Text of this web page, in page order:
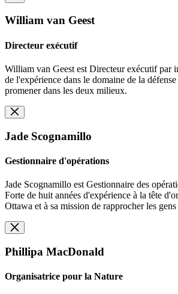
William van Geest
Directeur exécutif
William van Geest est Directeur exécutif par
de l'expérience dans le domaine de la
promener dans les deux milieux.
Jade Scognamillo
Gestionnaire d'opérations
Jade Scognamillo est Gestionnaire des
Forte de huit années d'expérience à la tête
Ottawa et à sa mission de rapprocher les
Phillipa MacDonald
Organisatrice pour la Nature